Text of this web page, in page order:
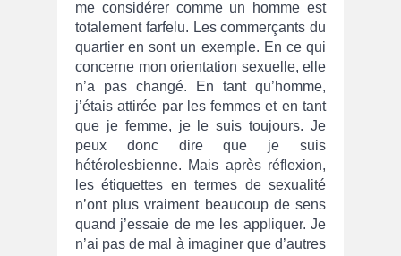
me considérer comme un homme est
totalement farfelu. Les commerçants du
quartier en sont un exemple. En ce qui
concerne mon orientation sexuelle, elle
n’a pas changé. En tant qu’homme,
j’étais attirée par les femmes et en tant
que je femme, je le suis toujours. Je
peux donc dire que je suis
hétérolesbienne. Mais après réflexion,
les étiquettes en termes de sexualité
n’ont plus vraiment beaucoup de sens
quand j’essaie de me les appliquer. Je
n’ai pas de mal à imaginer que d’autres